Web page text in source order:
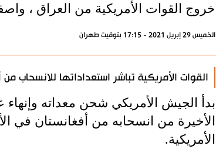
خروج القوات الأمريكية من العراق ،
الخميس 29 إبريل 2021 - 17:15 بتوقيت طهران
القوات الأمريكية تباشر استعداداتها للانسحاب من
بدأ الجيش الأمريكي شحن معداته
الأخيرة من انسحابه من أفغانستان في
الأمريكية.